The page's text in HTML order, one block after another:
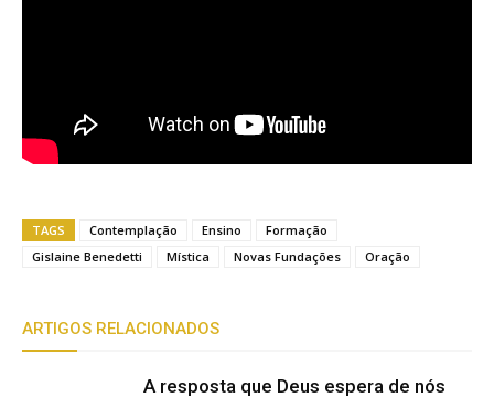
TAGS Contemplação Ensino
Formação
Gislaine Benedetti
Mística Novas Fundações Oração
ARTIGOS RELACIONADOS
A resposta que Deus espera de nós